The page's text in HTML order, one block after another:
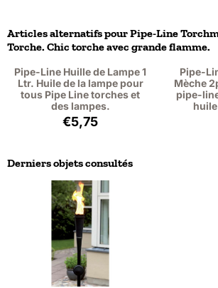
Articles alternatifs pourPipe-Line
Torche. Chic torche avec grande flamme.
Pipe-Line Huille de Lampe 1
Ltr. Huile de la lampe pour
tous Pipe Line torches et
des lampes.
Prix: 5,75, hors TVA : 4,75
€5,75
Pipe-
Mèche
pipe-
Derniers objets consultés